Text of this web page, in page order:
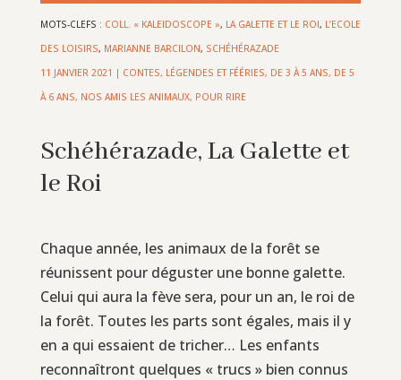
MOTS-CLEFS : COLL. « KALEIDOSCOPE », LA GALETTE ET LE ROI, L’ECOLE
DES LOISIRS, MARIANNE BARCILON, SCHÉHÉRAZADE
11 JANVIER 2021 | CONTES, LÉGENDES ET FÉÉRIES, DE 3 À 5 ANS, DE 5
À 6 ANS, NOS AMIS LES ANIMAUX, POUR RIRE
Schéhérazade, La Galette et
le Roi
Chaque année, les animaux de la forêt se
réunissent pour déguster une bonne galette.
Celui qui aura la fève sera, pour un an, le roi de
la forêt. Toutes les parts sont égales, mais il y
en a qui essaient de tricher… Les enfants
reconnaîtront quelques « trucs » bien connus